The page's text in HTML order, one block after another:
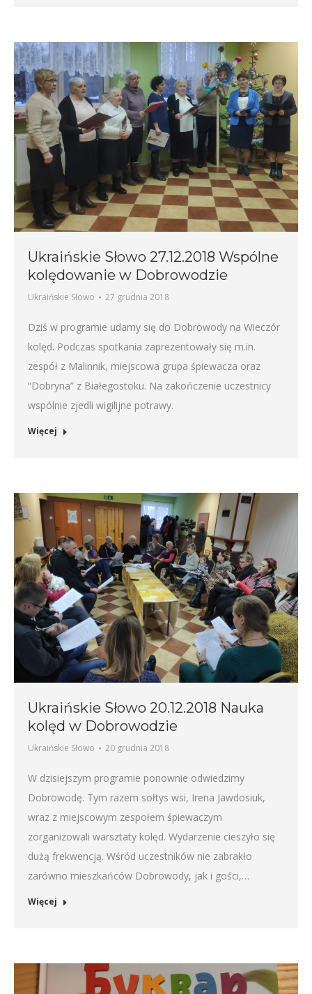
Ukraińskie Słowo 27.12.2018 Wspólne
kolędowanie w Dobrowodzie
Ukraińskie Słowo 27 grudnia 2018
Dziś w programie udamy się do Dobrowody na Wieczór
kolęd. Podczas spotkania zaprezentowały się m.in.
zespół z Malinnik, miejscowa grupa śpiewacza oraz
“Dobryna” z Białegostoku. Na zakończenie uczestnicy
wspólnie zjedli wigilijne potrawy.
Więcej
Ukraińskie Słowo 20.12.2018 Nauka
kolęd w Dobrowodzie
Ukraińskie Słowo 20 grudnia 2018
W dzisiejszym programie ponownie odwiedzimy
Dobrowodę. Tym razem sołtys wsi, Irena Jawdosiuk,
wraz z miejscowym zespołem śpiewaczym
zorganizowali warsztaty kolęd. Wydarzenie cieszyło się
dużą frekwencją. Wśród uczestników nie zabrakło
zarówno mieszkańców Dobrowody, jak i gości,…
Więcej